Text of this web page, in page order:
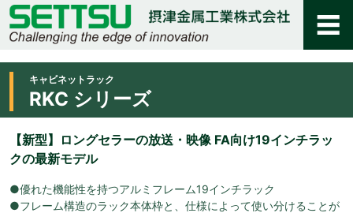
キャビネットラック
RKC シリーズ
【新型】ロングセラーの放送・映像 FA向け19インチラッ
クの最新モデル
●優れた機能性を持つアルミフレーム19インチラック
●フレーム構造のラック本体枠と、仕様によって使い分けることが